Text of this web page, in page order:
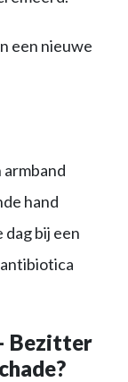
een nieuwe
hand
bij een
Bezitter
?